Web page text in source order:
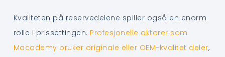
Kvaliteten på reservedelene spiller også en enorm
rolle i prissettingen. Profesjonelle aktører som
Macademy bruker originale eller OEM-kvalitet deler,